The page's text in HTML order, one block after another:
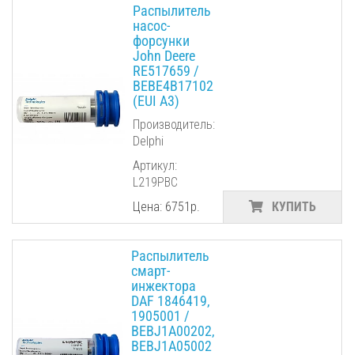
Распылитель
насос-
форсунки
John Deere
RE517659 /
BEBE4B17102
(EUI A3)
Производитель:
Delphi
Артикул:
L219PBC
Цена: 6751р.
КУПИТЬ
Распылитель
смарт-
инжектора
DAF 1846419,
1905001 /
BEBJ1A00202,
BEBJ1A05002